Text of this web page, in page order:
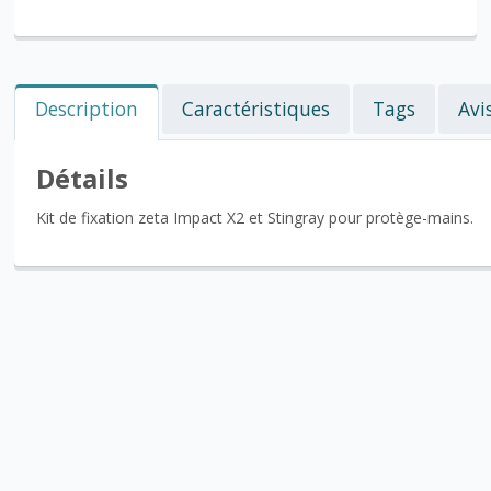
Description Caractéristiques Tags
Détails
Kit de fixation zeta Impact X2 et Stingray pour protège-mains.